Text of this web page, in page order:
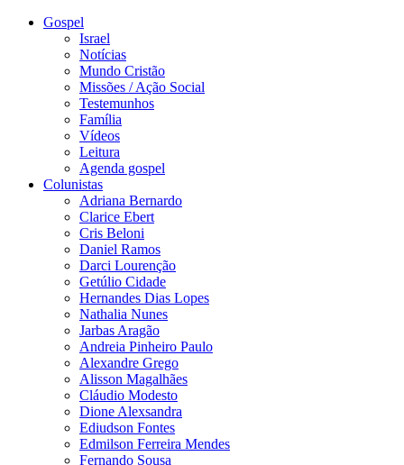
Gospel
Israel
Notícias
Mundo Cristão
Missões / Ação Social
Testemunhos
Família
Vídeos
Leitura
Agenda gospel
Colunistas
Adriana Bernardo
Clarice Ebert
Cris Beloni
Daniel Ramos
Darci Lourenção
Getúlio Cidade
Hernandes Dias Lopes
Nathalia Nunes
Jarbas Aragão
Andreia Pinheiro Paulo
Alexandre Grego
Alisson Magalhães
Cláudio Modesto
Dione Alexsandra
Ediudson Fontes
Edmilson Ferreira Mendes
Fernando Sousa